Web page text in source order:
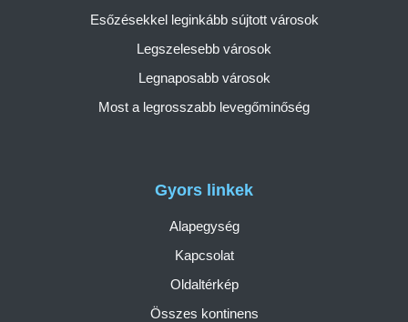
Gyors linkek
Alapegység
Kapcsolat
Oldaltérkép
Összes kontinens
Esőzésekkel leginkább sújtott városok
Legszelesebb városok
Legnaposabb városok
Most a legrosszabb levegőminőség